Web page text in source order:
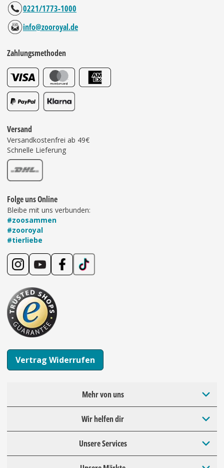
0221/1773-1000
info@zooroyal.de
Zahlungsmethoden
Versand
Versandkostenfrei ab 49€
Schnelle Lieferung
Folge uns Online
Bleibe mit uns verbunden:
#zoosammen
#zooroyal
#tierliebe
Vertrag Widerrufen
Mehr von uns
Wir helfen dir
Unsere Services